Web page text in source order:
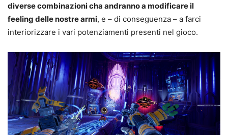
diverse combinazioni cha andranno a modificare il
feeling delle nostre armi, e – di conseguenza – a farci
interiorizzare i vari potenziamenti presenti nel gioco.